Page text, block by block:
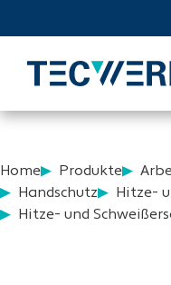
Home Produkte
Handschutz
Hitze-
Hitze- und